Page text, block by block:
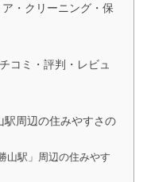
・クリーニング・保
コミ・評判・レビュ
駅周辺の住みやすさの
山駅」周辺の住みやす